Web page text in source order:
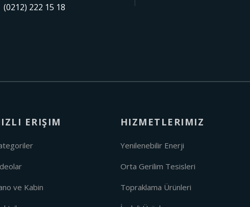
(0212) 222 15 18
ERIŞIM
ve Kabin
HIZMETLERIMIZ
Yenilenebilir Enerji
Orta Gerilim Tesisleri
Topraklama Ürünleri